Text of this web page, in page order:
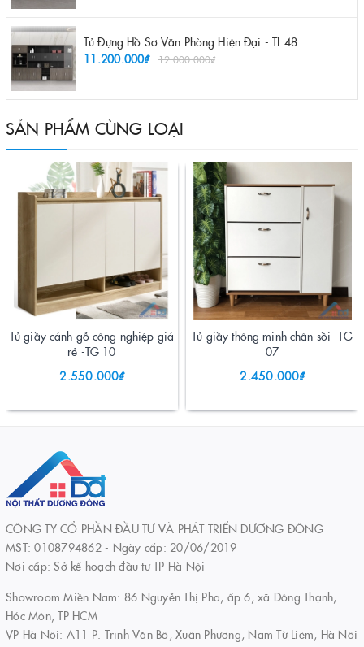
Tủ Đựng Hồ Sơ Văn Phòng Hiện Đại - TL 48
11.200.000₫
12.000.000₫
SẢN PHẨM CÙNG LOẠI
Tủ giầy cánh gỗ công nghiệp giá
rẻ -TG 10
2.550.000₫
Tủ giầy thông minh chân sồi -TG
07
2.450.000₫
CÔNG TY CỔ PHẦN ĐẦU TƯ VÀ PHÁT TRIỂN DƯƠNG ĐÔNG
MST: 0108794862 - Ngày cấp: 20/06/2019
Nơi cấp: Sở kế hoạch đầu tư TP Hà Nội
Showroom Miền Nam: 86 Nguyễn Thị Pha, ấp 6, xã Đông Thạnh,
Hóc Môn, TP HCM
VP Hà Nội: A11 P. Trịnh Văn Bô, Xuân Phương, Nam Từ Liêm, Hà Nội